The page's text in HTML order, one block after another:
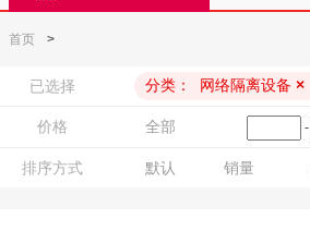
首页 >
已选择 分类： 网络隔离设备 ×
价格 全部 -
排序方式 默认 销量